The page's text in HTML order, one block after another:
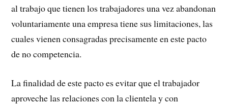
al trabajo que tienen los trabajadores una vez abandonan
voluntariamente una empresa tiene sus limitaciones, las
cuales vienen consagradas precisamente en este pacto
de no competencia.
La finalidad de este pacto es evitar que el trabajador
aproveche las relaciones con la clientela y con